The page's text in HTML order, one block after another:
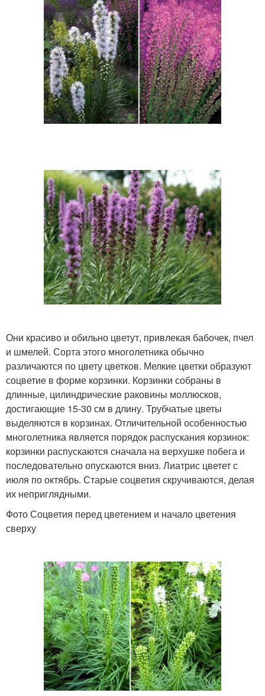
Они красиво и обильно цветут, привлекая бабочек, пчел
и шмелей. Сорта этого многолетника обычно
различаются по цвету цветков. Мелкие цветки образуют
соцветие в форме корзинки. Корзинки собраны в
длинные, цилиндрические раковины моллюсков,
достигающие 15-30 см в длину. Трубчатые цветы
выделяются в корзинах. Отличительной особенностью
многолетника является порядок распускания корзинок:
корзинки распускаются сначала на верхушке побега и
последовательно опускаются вниз. Лиатрис цветет с
июля по октябрь. Старые соцветия скручиваются, делая
их неприглядными.
Фото Соцветия перед цветением и начало цветения
сверху